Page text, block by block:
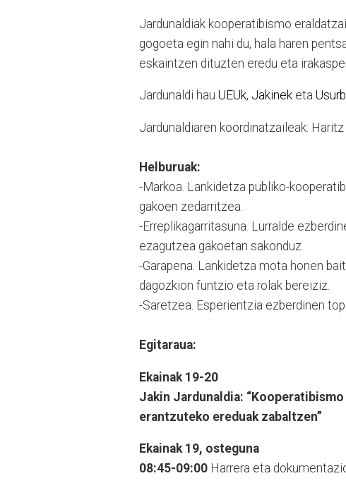
Jardunaldiak kooperatibismo
gogoeta egin nahi du, hala haren
eskaintzen dituzten eredu eta
Jardunaldi hau UEUk, Jakinek eta
Jardunaldiaren koordinatzaileak:
Helburuak:
-Markoa. Lankidetza publiko-
gakoen zedarritzea.
-Erreplikagarritasuna. Lurralde
ezagutzea gakoetan sakonduz.
-Garapena. Lankidetza mota honen
dagozkion funtzio eta rolak bereiziz.
-Saretzea. Esperientzia ezberdinen
Egitaraua:
Ekainak 19-20
Jakin Jardunaldia:
erantzuteko ereduak zabaltzen”
Ekainak 19, osteguna
08:45-09:00 Harrera eta